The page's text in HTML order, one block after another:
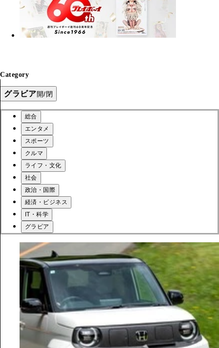
Category
グラビア開/閉
総合
エンタメ
スポーツ
クルマ
ライフ・文化
社会
政治・国際
経済・ビジネス
IT・科学
グラビア